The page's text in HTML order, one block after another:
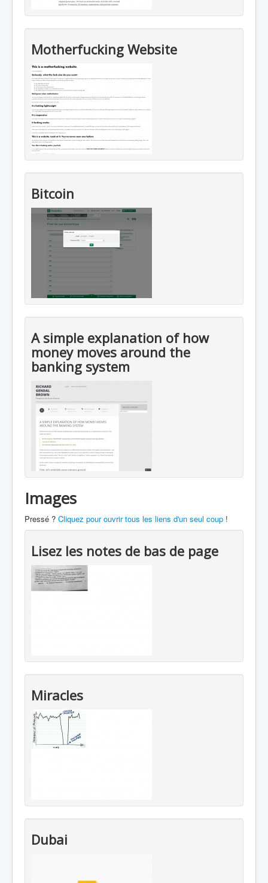
Motherfucking Website
Bitcoin
A simple explanation of how
money moves around the
banking system
Images
Pressé ? Cliquez pour ouvrir tous les liens d'un seul coup !
Lisez les notes de bas de page
Miracles
Dubai